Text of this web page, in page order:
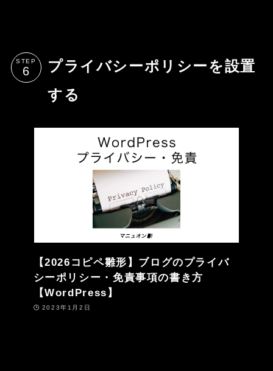
STEP
プライバシーポリシーを設置
する
【2026コピペ雛形】ブログのプライバ
シーポリシー・免責事項の書き方
【WordPress】
2023年1月2日